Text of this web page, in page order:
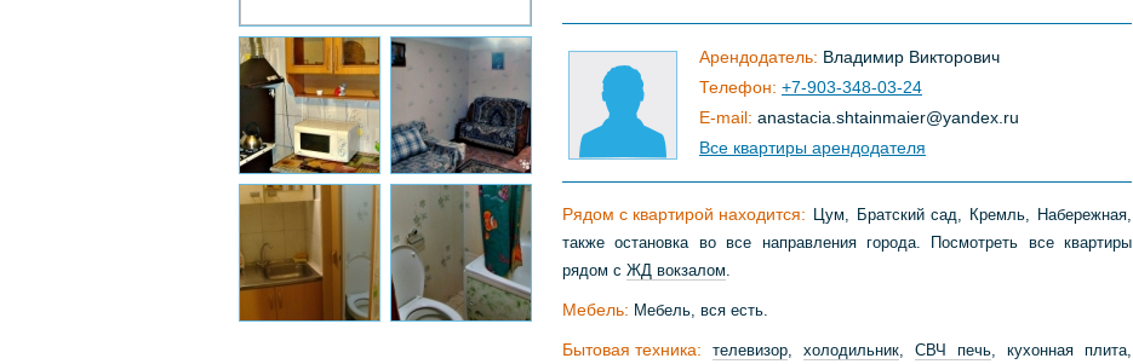
Арендодатель: Владимир Викторович
Телефон: +7-903-348-03-24
E-mail: anastacia shtainmaier@yandex ru
Все квартиры арендодателя
Рядом с квартирой находится: Цум, Братский сад, Кремль, Набережная,
также остановка во все направления города. Посмотреть все квартиры
рядом с ЖД вокзалом
Мебель: Мебель, вся есть.
Бытовая техника: телевизор холодильник СВЧ печь , кухонная плита,